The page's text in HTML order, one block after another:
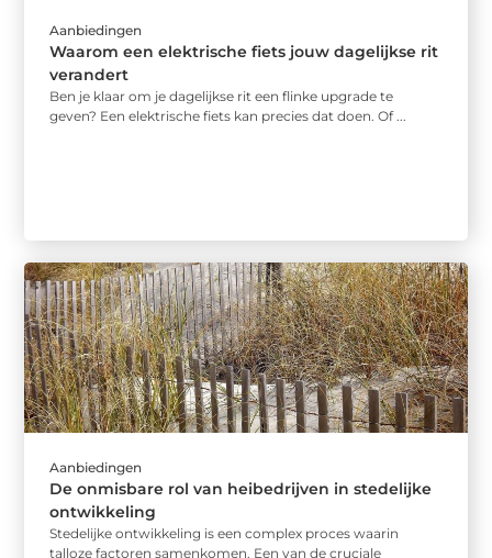
Aanbiedingen
Waarom een elektrische fiets jouw dagelijkse rit
verandert
Ben je klaar om je dagelijkse rit een flinke upgrade te
geven? Een elektrische fiets kan precies dat doen. Of ...
Aanbiedingen
De onmisbare rol van heibedrijven in stedelijke
ontwikkeling
Stedelijke ontwikkeling is een complex proces waarin
talloze factoren samenkomen. Een van de cruciale